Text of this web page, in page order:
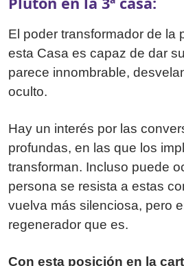
El poder transformador de la
esta Casa es capaz de dar
parece innombrable,
oculto.
Hay un interés por las
profundas, en las que los
transforman. Incluso puede
persona se resista a estas
vuelva más silenciosa, pero
regenerador que es.
Con esta posición en la